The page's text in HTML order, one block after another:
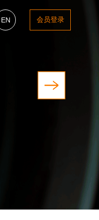
会员登录
EN